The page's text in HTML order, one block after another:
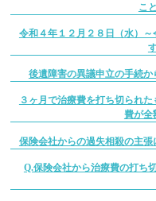
こ
令和４年１２月２８日（水）
後遺障害の異議申立の手続
３ヶ月で治療費を打ち切られ
費が全
保険会社からの過失相殺の主
Q.保険会社から治療費の打ち